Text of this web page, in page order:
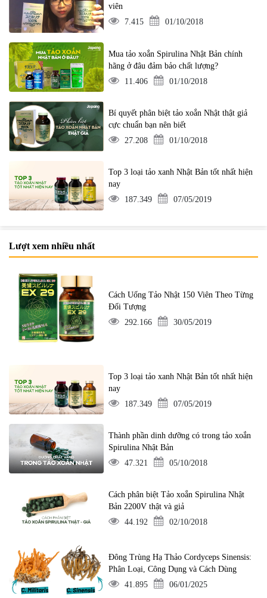
viên
7.415
01/10/2018
Mua tảo xoắn Spirulina Nhật Bản chính
hãng ở đâu đảm bảo chất lượng?
11.406
01/10/2018
Bí quyết phân biệt tảo xoắn Nhật thật giả
cực chuẩn bạn nên biết
27.208
01/10/2018
Top 3 loại tảo xanh Nhật Bản tốt nhất hiện
nay
187.349
07/05/2019
Lượt xem nhiều nhất
Cách Uống Tảo Nhật 150 Viên Theo Từng
Đối Tượng
292.166
30/05/2019
Top 3 loại tảo xanh Nhật Bản tốt nhất hiện
nay
187.349
07/05/2019
Thành phần dinh dưỡng có trong tảo xoắn
Spirulina Nhật Bản
47.321
05/10/2018
Cách phân biệt Tảo xoắn Spirulina Nhật
Bản 2200V thật và giả
44.192
02/10/2018
Đông Trùng Hạ Thảo Cordyceps Sinensis:
Phân Loại, Công Dụng và Cách Dùng
41.895
06/01/2025